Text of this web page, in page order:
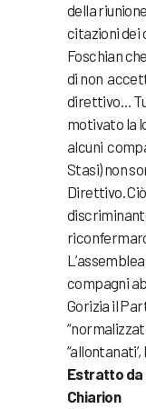
della
citazioni dei
Foschian
di non
direttivo…
motivato la
alcuni
Stasi) non
Direttivo.
compagni
Gorizia il
Estratto da
Chiarion